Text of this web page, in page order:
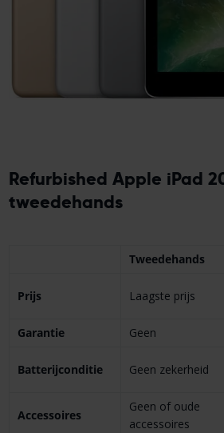
Refurbished Apple iPad
tweedehands
Tweedehands
Prijs Laagste prijs
Garantie
Geen
Batterijconditie Geen zekerheid
Accessoires
Geen of oude
accessoires